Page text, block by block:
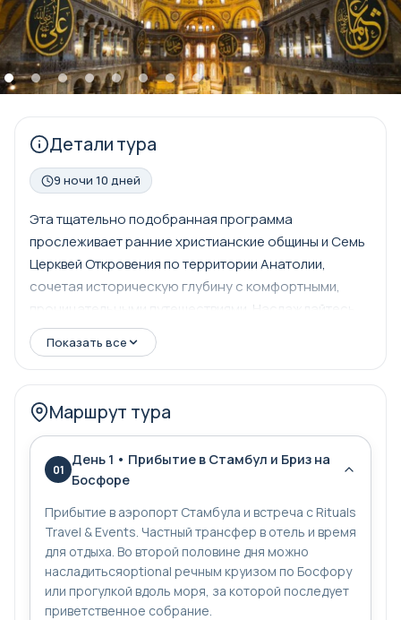
Детали тура
9 ночи 10 дней
Эта тщательно подобранная программа
прослеживает ранние христианские общины и Семь
Церквей Откровения по территории Анатолии,
сочетая историческую глубину с комфортными,
проницательными путешествиями. Наслаждайтесь
частным транспортом, лицензированными гидами и
отелями, выбранными с заботой, пока вы исследуете
места паломничества.
Показать все
Маршрут тура
01
День 1 • Прибытие в Стамбул и Бриз на
Босфоре
Прибытие в аэропорт Стамбула и встреча с Rituals
Travel & Events. Частный трансфер в отель и время
для отдыха. Во второй половине дня можно
насладитьсяoptional речным круизом по Босфору
или прогулкой вдоль моря, за которой последует
приветственное собрание.